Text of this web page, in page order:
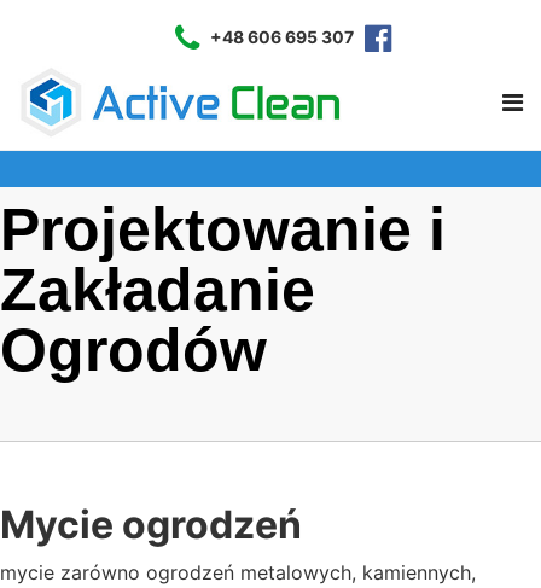
+48 606 695 307
Projektowanie i
Zakładanie
Ogrodów
Mycie ogrodzeń
mycie zarówno ogrodzeń metalowych, kamiennych,